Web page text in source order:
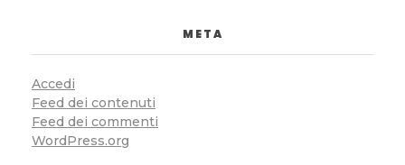
META
Accedi
Feed dei contenuti
Feed dei commenti
WordPress.org